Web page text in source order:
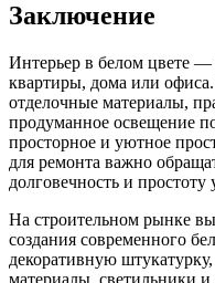
Заключение
Интерьер в белом цвете —
квартиры, дома или
отделочные материалы,
продуманное освещение
просторное и уютное
для ремонта важно
долговечность и простоту
На строительном рынке
создания современного
декоративную
материалы, светильники и